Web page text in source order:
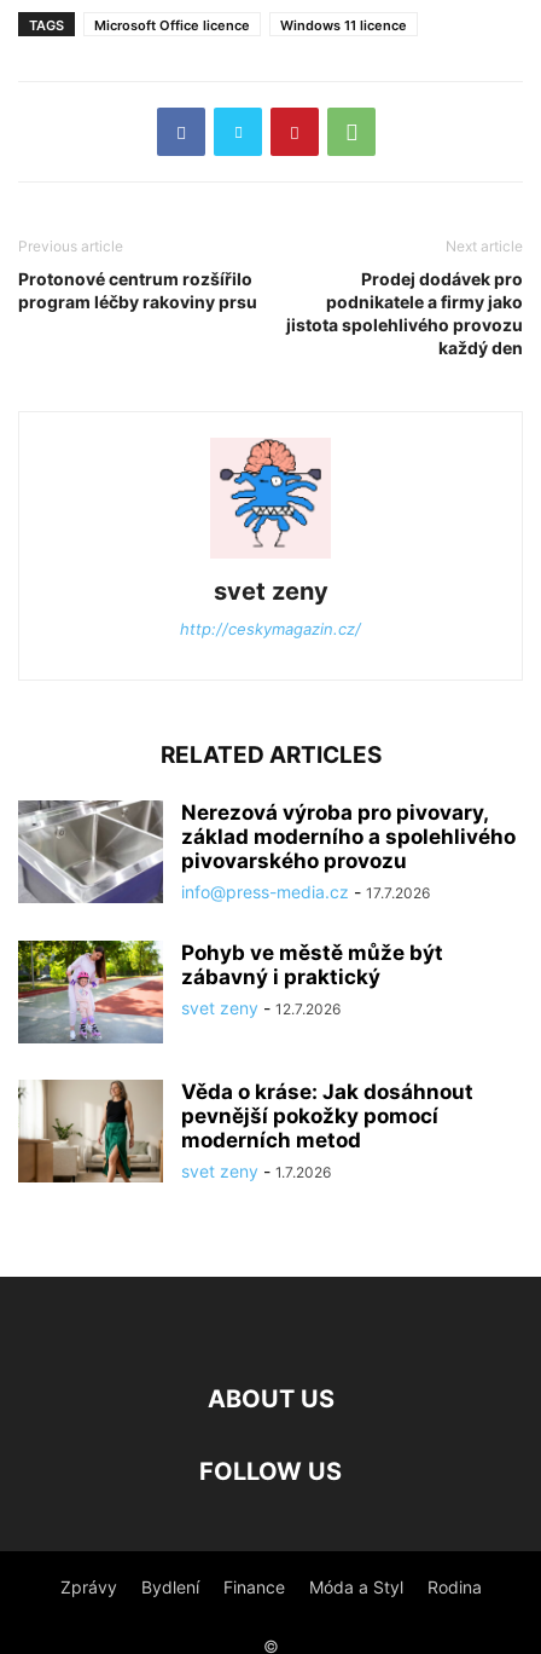
TAGS Microsoft Office licence Windows 11 licence
Previous article
Protonové centrum rozšířilo
program léčby rakoviny prsu
Next article
Prodej dodávek pro
podnikatele a firmy jako
jistota spolehlivého provozu
každý den
svet zeny
http://ceskymagazin.cz/
RELATED ARTICLES
Nerezová výroba pro pivovary,
základ moderního a spolehlivého
pivovarského provozu
info@press-media.cz - 17.7.2026
Pohyb ve městě může být
zábavný i praktický
svet zeny - 12.7.2026
Věda o kráse: Jak dosáhnout
pevnější pokožky pomocí
moderních metod
svet zeny - 1.7.2026
ABOUT US
FOLLOW US
Zprávy Bydlení Finance Móda a Styl Rodina
©